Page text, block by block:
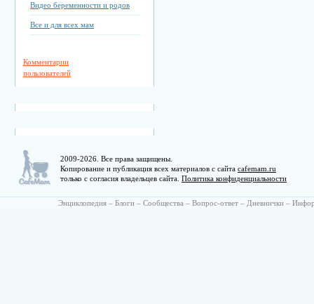
Видео беременности и родов
Все и для всех мам
Комментарии
пользователей
2009-2026. Все права защищены.
Копирование и публикация всех материалов с сайта cafemam.ru
только с согласия владельцев сайта. Политика конфиденциальности
Энциклопедия – Блоги – Сообщества – Вопрос-ответ – Дневнички –